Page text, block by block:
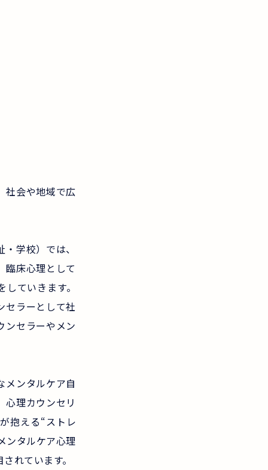
社会や地域で広
学校）では、
臨床心理として
ていきます。
セラーとして社
ンセラーやメン
メンタルケア自
心理カウンセリ
抱える“ストレ
ンタルケア心理
れています。